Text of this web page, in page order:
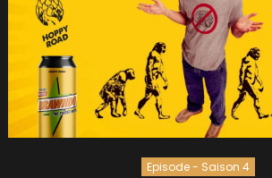
Episode - Saison 4